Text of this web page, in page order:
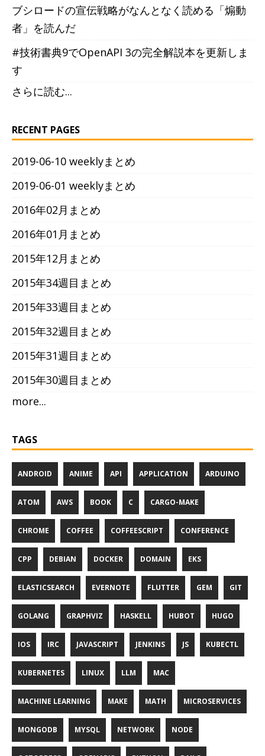
ブシロードの宣伝戦略がなんとなく読める「煽動
者」を読んだ
#技術書典9でOpenAPI 3の完全解説本を更新しま
す
さらに読む...
RECENT PAGES
2019-06-10 weeklyまとめ
2019-06-01 weeklyまとめ
2016年02月まとめ
2016年01月まとめ
2015年12月まとめ
2015年34週目まとめ
2015年33週目まとめ
2015年32週目まとめ
2015年31週目まとめ
2015年30週目まとめ
more...
TAGS
ANDROID ANIME API APPLICATION ARDUINO
ATOM AWS BOOK C CARGO-MAKE
CHROME COFFEE COFFEESCRIPT CONFERENCE
CPP DEBIAN DOCKER DOMAIN EKS
ELASTICSEARCH EVERNOTE FLUTTER GEM GIT
GOLANG GRAPHVIZ HASKELL HUBOT HUGO
IOS IRC JAVASCRIPT JENKINS JS KUBECTL
KUBERNETES LINUX LLM MAC
MACHINE LEARNING MAKE MATH MICROSERVICES
MONGODB MYSQL NETWORK NODE